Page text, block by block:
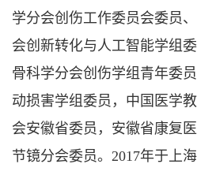
学分会创伤工作委员会委员
会创新转化与人工智能学组
骨科学分会创伤学组青年委
动损害学组委员，中国医学
会安徽省委员，安徽省康复
节镜分会委员。2017年于上